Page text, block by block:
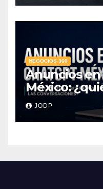
NEGOCIOS 360
Anuncios en
México:
pasará con las
JODP